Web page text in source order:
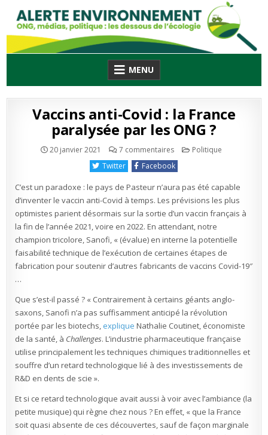
content
MENU
Vaccins anti-Covid : la France
paralysée par les ONG ?
20 janvier 2021 7 commentairessur
anti-
Covid
la
France
paralysée
par
les
?
Publié
Politique
Twitter
Facebook
C’est un paradoxe : le pays de Pasteur n’aura pas été capable
d’inventer le vaccin anti-Covid à temps. Les prévisions les plus
optimistes parient désormais sur la sortie d’un vaccin français à
la fin de l’année 2021, voire en 2022. En attendant, notre
champion tricolore, Sanofi, « (évalue) en interne la potentielle
faisabilité technique de l’exécution de certaines étapes de
fabrication pour soutenir d’autres fabricants de vaccins Covid-19″
…
Que s’est-il passé ? « Contrairement à certains géants anglo-
saxons, Sanofi n’a pas suffisamment anticipé la révolution
portée par les biotechs, explique Nathalie Coutinet, économiste
de la santé, à Challenges. L’industrie pharmaceutique française
utilise principalement les techniques chimiques traditionnelles et
souffre d’un retard technologique lié à des investissements de
R&D en dents de scie ».
Et si ce retard technologique avait aussi à voir avec l’ambiance (la
petite musique) qui règne chez nous ? En effet, « que la France
soit quasi absente de ces découvertes, sauf de façon marginale